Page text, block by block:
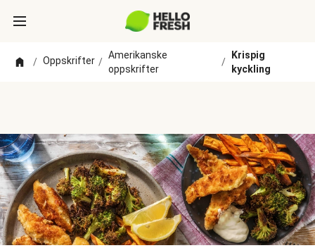
/ Oppskrifter /
Amerikanske
oppskrifter
/
Krispig
kyckling